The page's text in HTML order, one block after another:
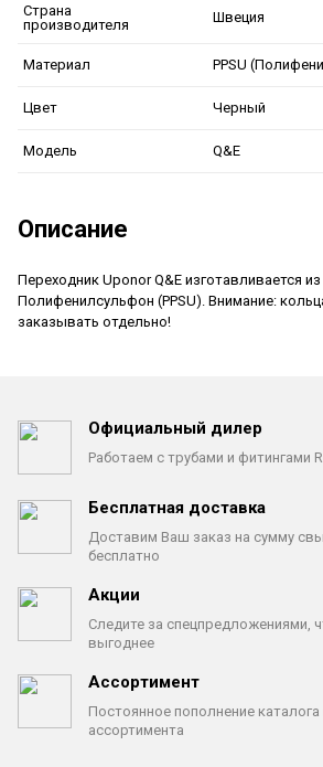
Страна
производителя
Швеция
Материал PPSU
Цвет Черный
Модель Q&E
Описание
Переходник Uponor Q&E изготавливается
Полифенилсульфон (PPSU). Внимание:
заказывать отдельно!
Официальный дилер
Работаем с трубами и фитингами
Бесплатная доставка
Доставим Ваш заказ на сумму
бесплатно
Акции
Следите за спецпредложениями,
выгоднее
Ассортимент
Постоянное пополнение каталога
ассортимента